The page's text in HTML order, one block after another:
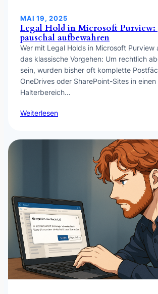
MAI 19, 2025
Legal Hold in Microsoft Purview:
pauschal aufbewahren
Wer mit Legal Holds in Microsoft
das klassische Vorgehen: Um rechtlich
sein, wurden bisher oft komplette
OneDrives oder SharePoint-Sites in einen
Halterbereich…
Weiterlesen